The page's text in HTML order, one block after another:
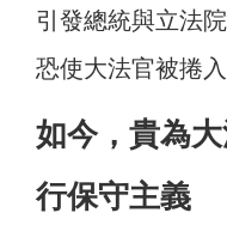
引發總統與立法
恐使大法官被捲
如今，貴為
行保守主義